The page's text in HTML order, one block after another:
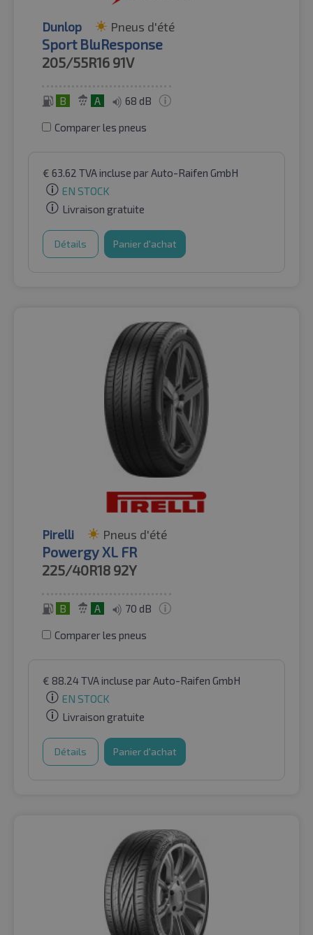
Dunlop Pneus d'été
Sport BluResponse
205/55R16 91V
B A 68 dB
Comparer les pneus
€ 63.62 TVA incluse par Auto-Raifen GmbH
EN STOCK
Livraison gratuite
Détails Panier d'achat
Pirelli Pneus d'été
Powergy XL FR
225/40R18 92Y
B A 70 dB
Comparer les pneus
€ 88.24TVA incluse par Auto-Raifen GmbH
EN STOCK
Livraison gratuite
Détails Panier d'achat